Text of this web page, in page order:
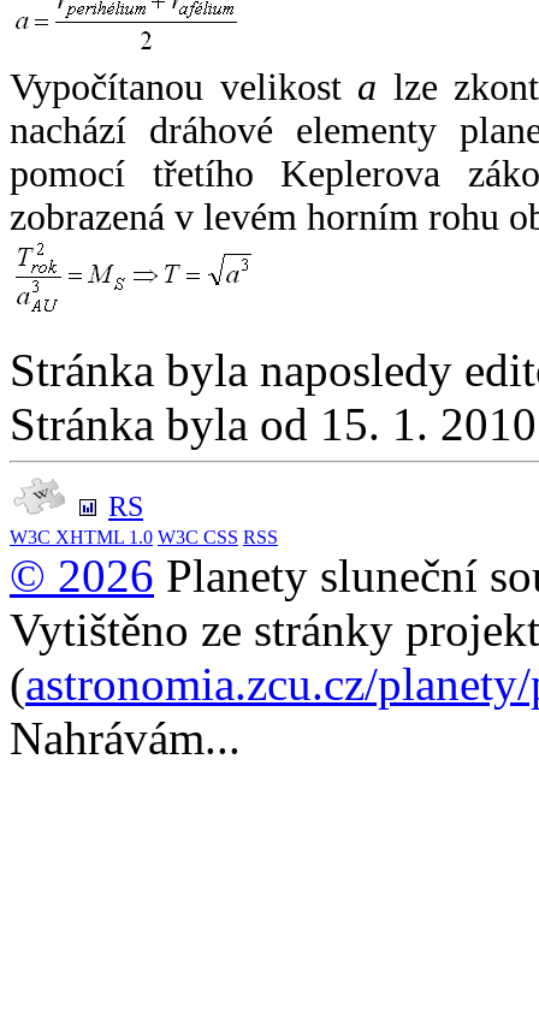
Vypočítanou velikost a lze
nachází dráhové elementy
pomocí třetího Keplerova
zobrazená v levém horním rohu
Stránka byla naposledy
Stránka byla od 15. 1.
RS
W3C XHTML 1.0 W3C CSS RSS
© 2026 Planety sluneční
Vytištěno ze stránky
(astronomia.zcu.cz/
Nahrávám...